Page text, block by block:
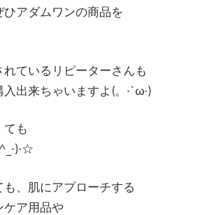
ひアダムワンの商品を
れているリピーターさんも
入出来ちゃいますよ(。-`ω-)
ても
)-☆
、肌にアプローチする
ケア用品や